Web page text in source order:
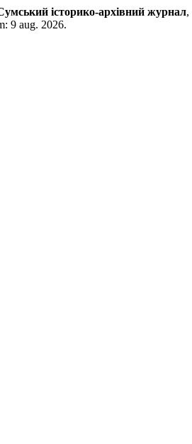
історико-архівний журнал,
9 aug. 2026.